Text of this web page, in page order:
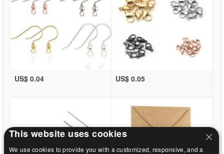
US$ 0.04 US$ 0.05
This website uses cookies
We use cookies to provide you with a customized, responsive, and a